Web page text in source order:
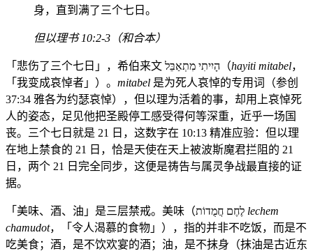
身，直到满了三个七日。
但以理书 10:2-3（和合本）
「悲伤了三个七日」，希伯来文 הָיִיתִי מִתְאַבֵּל（hayiti mitabel，
「我变成哀悼者」）。 mitabel 是为死人哀悼的专用词（参创
37:34 雅各为约瑟哀悼），但以理为活着的事，却用上哀悼死
人的姿态，足见他把圣殿停工感受得何等深重，近乎一场国
丧。三个七日就是 21 日，这数字在 10:13 精准应验：但以理
在地上禁食的 21 日，恰是天使在天上被波斯魔君拦阻的 21
日，两个 21 日完全同步，这便是祷告与属灵争战最直接的证
据。
lechem
chamudot，「令人渴慕的食物」），指的并非不吃饭，而是不
吃美食；酒，是不饮欢宴的酒；油，是不抹身（抹油是古近东